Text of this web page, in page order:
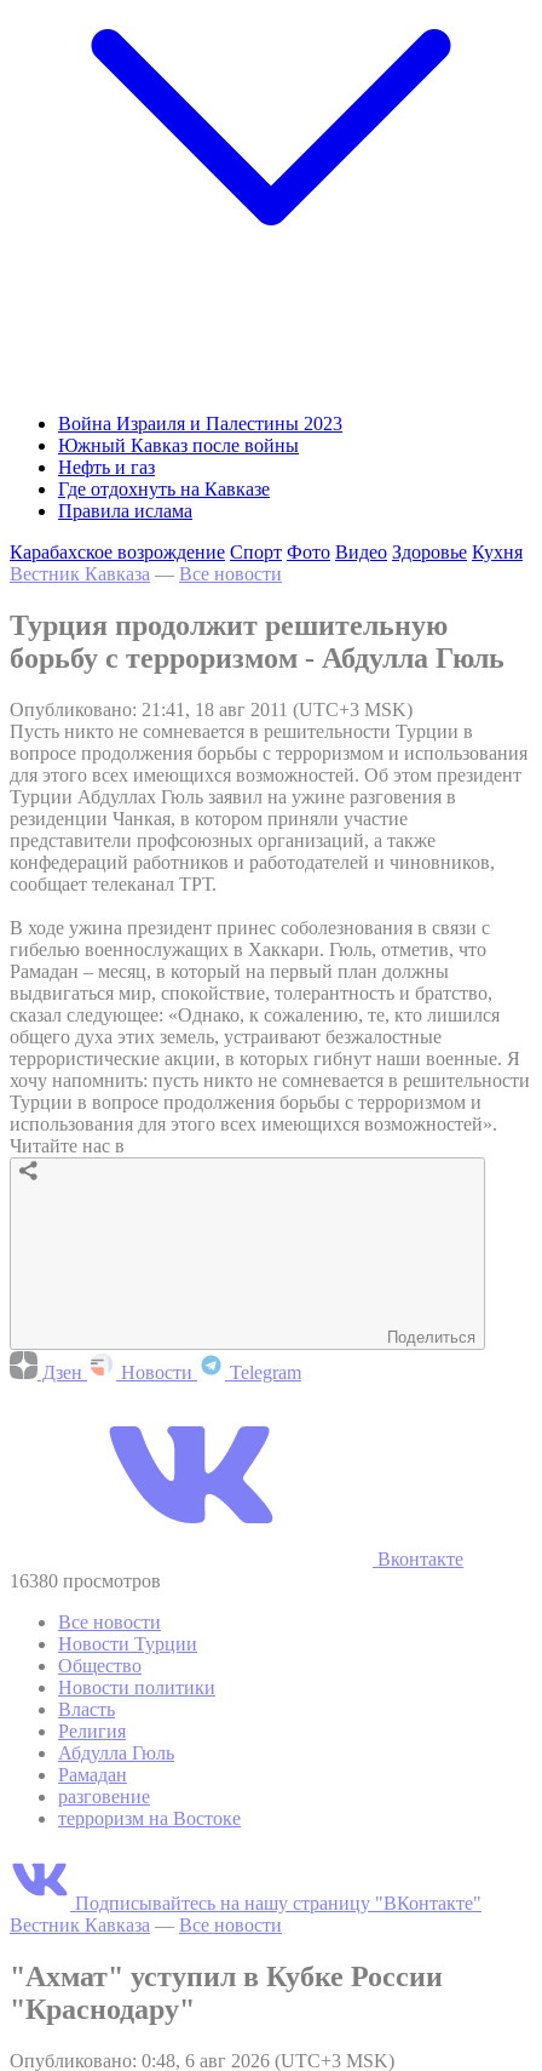
Война Израиля и Палестины 2023
Южный Кавказ после войны
Нефть и газ
Где отдохнуть на Кавказе
Правила ислама
Карабахское возрождение Спорт Фото Видео Здоровье Кухня
Вестник Кавказа — Все новости
Турция продолжит решительную
борьбу с терроризмом - Абдулла Гюль
Опубликовано: 21:41, 18 авг 2011 (UTC+3 MSK)
Пусть никто не сомневается в решительности Турции в
вопросе продолжения борьбы с терроризмом и использования
для этого всех имеющихся возможностей. Об этом президент
Турции Абдуллах Гюль заявил на ужине разговения в
резиденции Чанкая, в котором приняли участие
представители профсоюзных организаций, а также
конфедераций работников и работодателей и чиновников,
сообщает телеканал ТРТ.
В ходе ужина президент принес соболезнования в связи с
гибелью военнослужащих в Хаккари. Гюль, отметив, что
Рамадан – месяц, в который на первый план должны
выдвигаться мир, спокойствие, толерантность и братство,
сказал следующее: «Однако, к сожалению, те, кто лишился
общего духа этих земель, устраивают безжалостные
террористические акции, в которых гибнут наши военные. Я
хочу напомнить: пусть никто не сомневается в решительности
Турции в вопросе продолжения борьбы с терроризмом и
использования для этого всех имеющихся возможностей».
Читайте нас в
Поделиться
Дзен Новости Telegram
Вконтакте
16380 просмотров
Все новости
Новости Турции
Общество
Новости политики
Власть
Религия
Абдулла Гюль
Рамадан
разговение
терроризм на Востоке
Подписывайтесь на нашу страницу "ВКонтакте"
Вестник Кавказа — Все новости
"Ахмат" уступил в Кубке России
"Краснодару"
Опубликовано: 0:48, 6 авг 2026 (UTC+3 MSK)